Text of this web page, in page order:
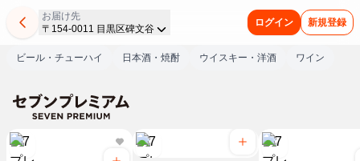
お届け先
〒154-0011 目黒区碑文谷
ログイン 新規登録
ビール・チューハイ 日本酒・焼酎 ウイスキー・洋酒 ワイン